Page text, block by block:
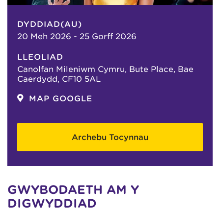
DYDDIAD(AU)
20 Meh 2026 - 25 Gorff 2026
LLEOLIAD
Canolfan Mileniwm Cymru, Bute Place, Bae
Caerdydd, CF10 5AL
MAP GOOGLE
Archebu Tocynnau
GWYBODAETH AM Y
DIGWYDDIAD